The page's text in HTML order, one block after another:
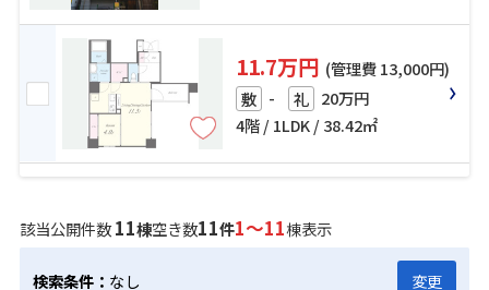
11.7万円 (管理費 13,000円)
敷 - 礼 20万円
4階 / 1LDK / 38.42㎡
該当公開件数11棟空き数11件1～11棟表示
検索条件： なし 変更